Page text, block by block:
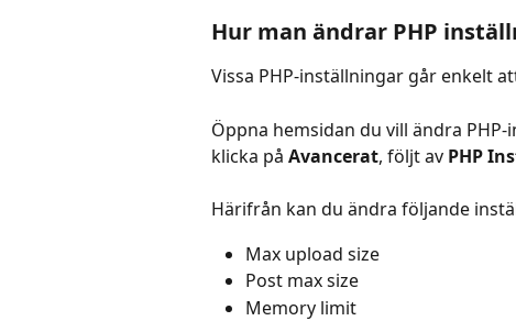
Hur man ändrar PHP
Vissa PHP-inställningar går enkelt
Öppna hemsidan du vill ändra
klicka på Avancerat, följt av PHP
Härifrån kan du ändra följande
Max upload size
Post max size
Memory limit